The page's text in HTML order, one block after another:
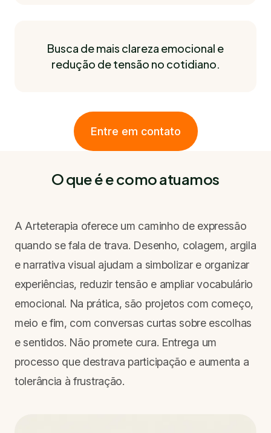
Busca de mais clareza emocional e
redução de tensão no cotidiano.
Entre em contato
O que é e como atuamos
A Arteterapia oferece um caminho de expressão
quando se fala de trava. Desenho, colagem, argila
e narrativa visual ajudam a simbolizar e organizar
experiências, reduzir tensão e ampliar vocabulário
emocional. Na prática, são projetos com começo,
meio e fim, com conversas curtas sobre escolhas
e sentidos. Não promete cura. Entrega um
processo que destrava participação e aumenta a
tolerância à frustração.